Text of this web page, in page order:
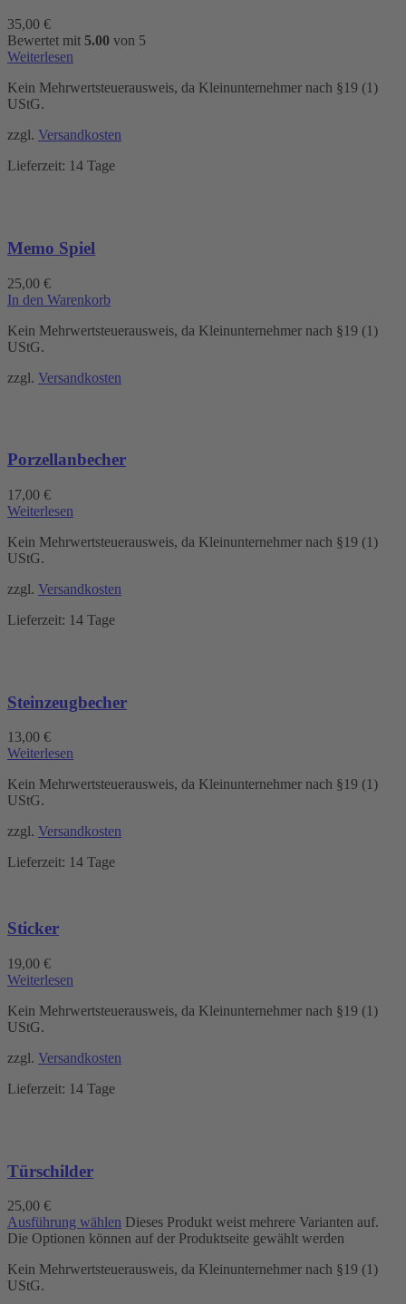
35,00 €
Bewertet mit 5.00 von 5
Weiterlesen
Kein Mehrwertsteuerausweis, da Kleinunternehmer nach §19 (1)
UStG.
zzgl. Versandkosten
Lieferzeit: 14 Tage
Memo Spiel
25,00 €
In den Warenkorb
Kein Mehrwertsteuerausweis, da Kleinunternehmer nach §19 (1)
UStG.
zzgl. Versandkosten
Porzellanbecher
17,00 €
Weiterlesen
Kein Mehrwertsteuerausweis, da Kleinunternehmer nach §19 (1)
UStG.
zzgl. Versandkosten
Lieferzeit: 14 Tage
Steinzeugbecher
13,00 €
Weiterlesen
Kein Mehrwertsteuerausweis, da Kleinunternehmer nach §19 (1)
UStG.
zzgl. Versandkosten
Lieferzeit: 14 Tage
Sticker
19,00 €
Weiterlesen
Kein Mehrwertsteuerausweis, da Kleinunternehmer nach §19 (1)
UStG.
zzgl. Versandkosten
Lieferzeit: 14 Tage
Türschilder
25,00 €
Ausführung wählen Dieses Produkt weist mehrere Varianten auf.
Die Optionen können auf der Produktseite gewählt werden
Kein Mehrwertsteuerausweis, da Kleinunternehmer nach §19 (1)
UStG.